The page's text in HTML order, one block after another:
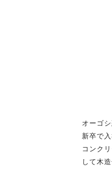
オーゴ
新卒で
コンク
して木